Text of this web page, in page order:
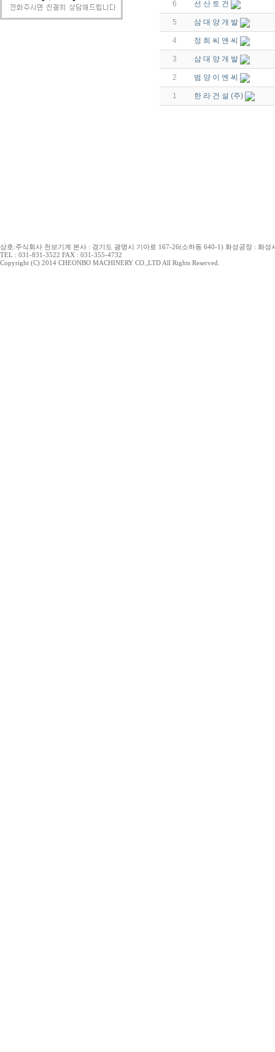
6 선 산 토 건
5 삼 대 양 개 발
4 정 희 씨 앤 씨
3 삼 대 양 개 발
2 범 양 이 엔 씨
1 한 라 건 설 (주)
상호:주식회사 천보기계 본사 : 경기도 광명시 기아로 167-26(소하동 640-1) 화성공장 : 화
TEL : 031-831-3522 FAX : 031-355-4732
Copyright (C) 2014 CHEONBO MACHINERY CO.,LTD All Rights Reserved.